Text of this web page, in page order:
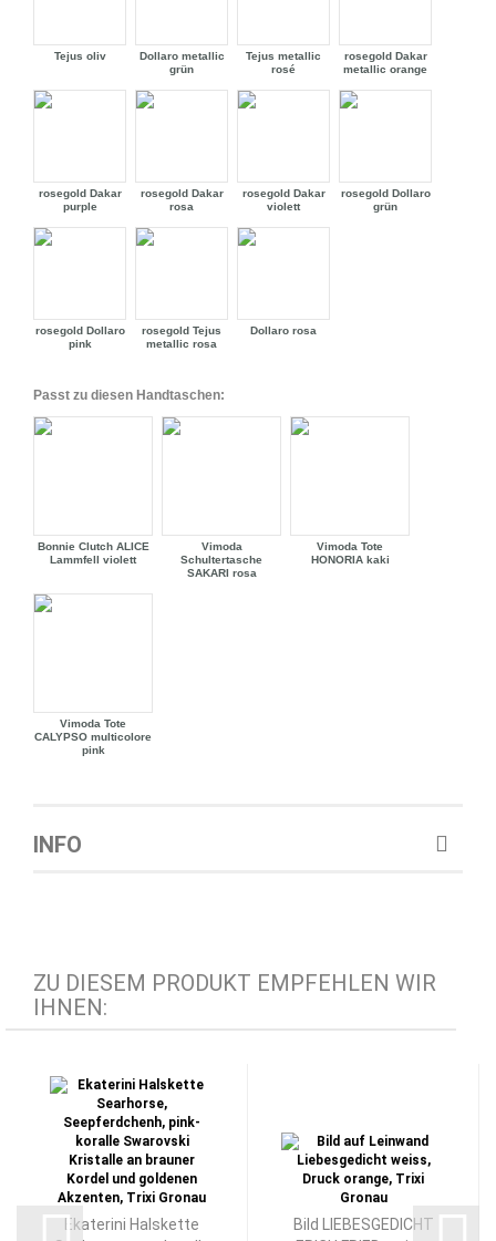
Tejus oliv
Dollaro metallic
grün
Tejus metallic
rosé
rosegold Dakar
metallic orange
rosegold Dakar
purple
rosegold Dakar
rosa
rosegold Dakar
violett
rosegold Dollaro
grün
rosegold Dollaro
pink
rosegold Tejus
metallic rosa
Dollaro rosa
Passt zu diesen Handtaschen:
Bonnie Clutch ALICE
Lammfell violett
Vimoda
Schultertasche
SAKARI rosa
Vimoda Tote
HONORIA kaki
Vimoda Tote
CALYPSO multicolore
pink
INFO
ZU DIESEM PRODUKT EMPFEHLEN WIR
IHNEN:
Ekaterini Halskette
Bild LIEBESGEDICHT